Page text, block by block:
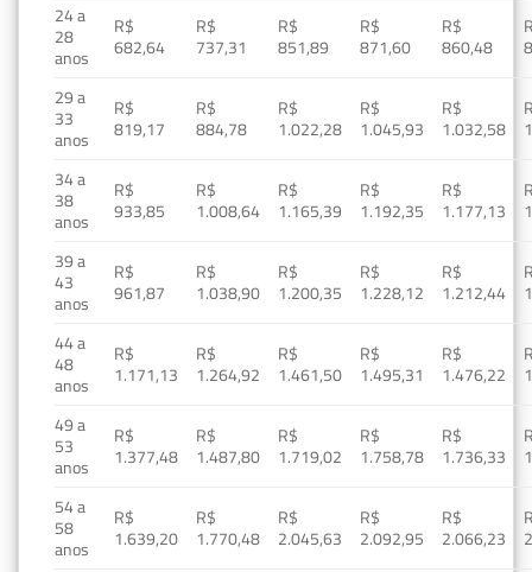
24 a
28
anos
R$
682,64
R$
737,31
R$
851,89
R$
871,60
R$
860,48
29 a
33
anos
R$
819,17
R$
884,78
R$
1.022,28
R$
1.045,93
R$
1.032,58
34 a
38
anos
R$
933,85
R$
1.008,64
R$
1.165,39
R$
1.192,35
R$
1.177,13
39 a
43
anos
R$
961,87
R$
1.038,90
R$
1.200,35
R$
1.228,12
R$
1.212,44
44 a
48
anos
R$
1.171,13
R$
1.264,92
R$
1.461,50
R$
1.495,31
R$
1.476,22
49 a
53
anos
R$
1.377,48
R$
1.487,80
R$
1.719,02
R$
1.758,78
R$
1.736,33
54 a
58
anos
R$
1.639,20
R$
1.770,48
R$
2.045,63
R$
2.092,95
R$
2.066,23